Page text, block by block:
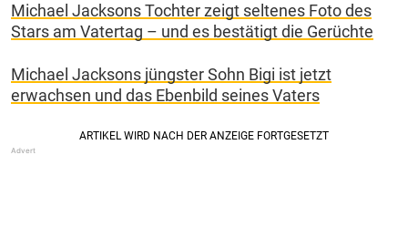
Michael Jacksons Tochter zeigt seltenes Foto des
Stars am Vatertag – und es bestätigt die Gerüchte
Michael Jacksons jüngster Sohn Bigi ist jetzt
erwachsen und das Ebenbild seines Vaters